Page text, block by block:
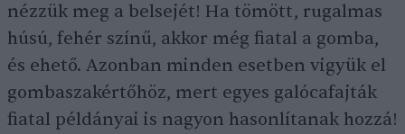
nézzük meg a belsejét! Ha tömött, rugalmas
húsú, fehér színű, akkor még fiatal a gomba,
és ehető. Azonban minden esetben vigyük el
gombaszakértőhöz, mert egyes galócafajták
fiatal példányai is nagyon hasonlítanak hozzá!